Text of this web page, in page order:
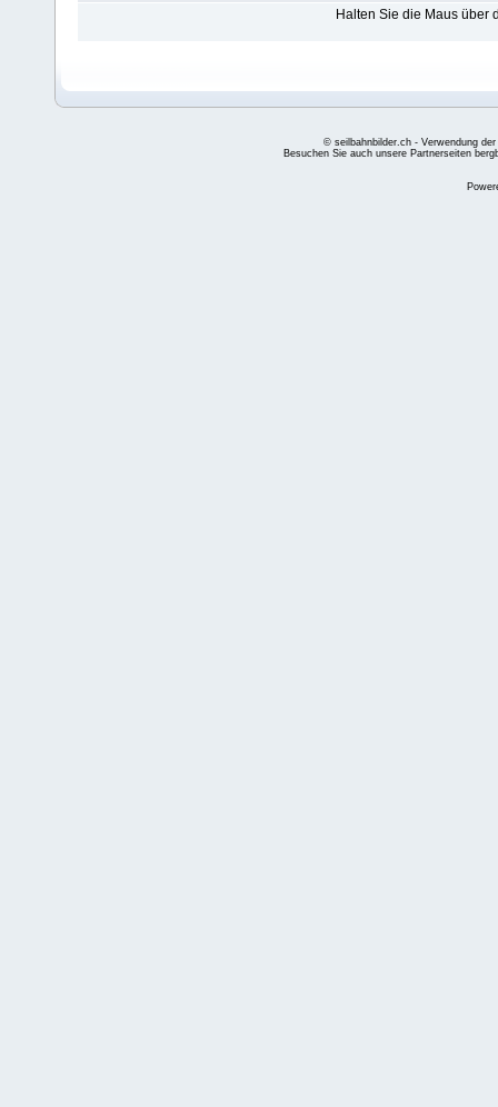
Halten Sie die Maus über
© seilbahnbilder.ch - Verwendung
Besuchen Sie auch unsere Partnerseiten